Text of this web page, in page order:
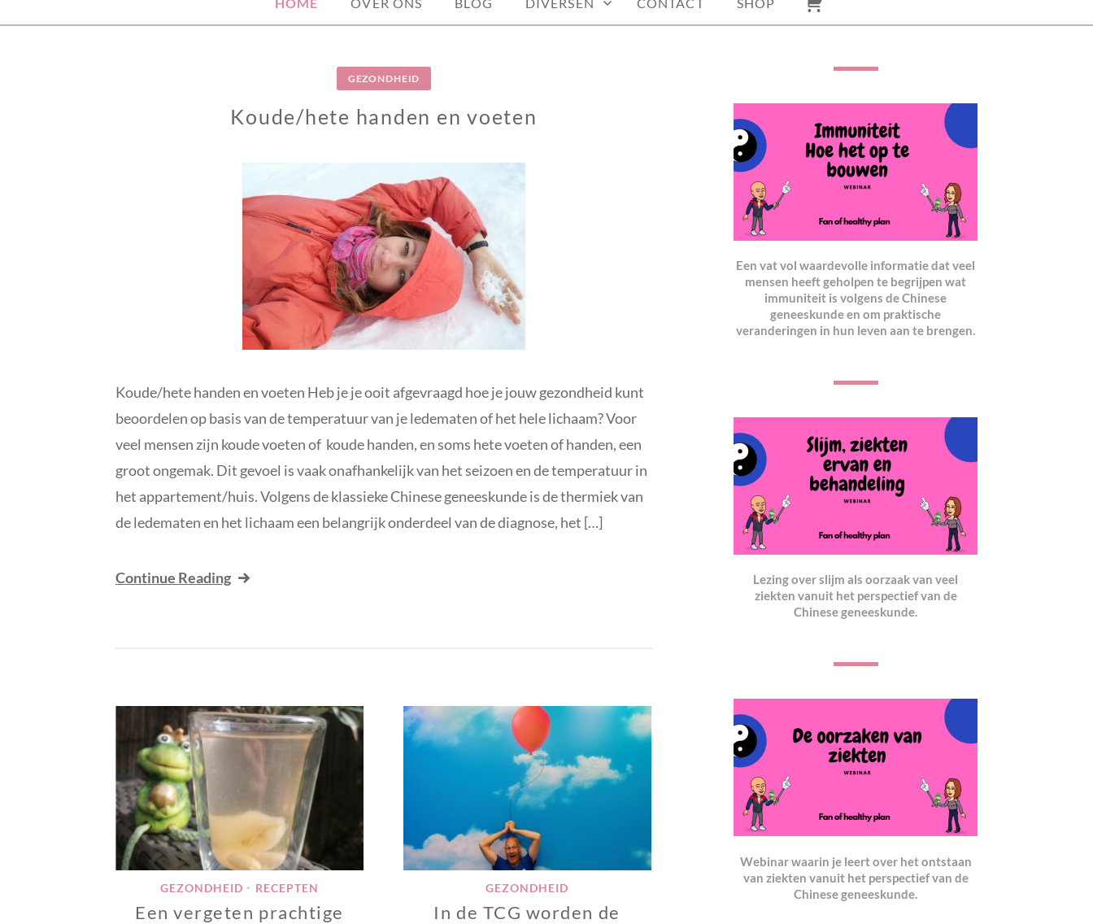
GEZONDHEID
Koude/hete handen en voeten
Koude/hete handen en voeten Heb je je ooit afgevraagd hoe je jouw gezondheid kunt
beoordelen op basis van de temperatuur van je ledematen of het hele lichaam? Voor
veel mensen zijn koude voeten of koude handen, en soms hete voeten of handen, een
groot ongemak. Dit gevoel is vaak onafhankelijk van het seizoen en de temperatuur in
het appartement/huis. Volgens de klassieke Chinese geneeskunde is de thermiek van
de ledematen en het lichaam een belangrijk onderdeel van de diagnose, het […]
Continue Reading
GEZONDHEID • RECEPTEN
Een vergeten prachtige
GEZONDHEID
In de TCG worden de
Een vat vol waardevolle informatie dat veel
mensen heeft geholpen te begrijpen wat
immuniteit is volgens de Chinese
geneeskunde en om praktische
veranderingen in hun leven aan te brengen.
Lezing over slijm als oorzaak van veel
ziekten vanuit het perspectief van de
Chinese geneeskunde.
Webinar waarin je leert over het ontstaan
van ziekten vanuit het perspectief van de
Chinese geneeskunde.